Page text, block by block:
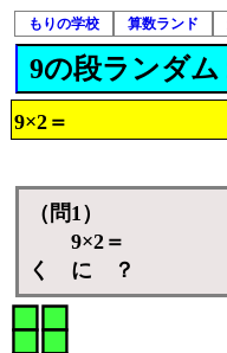
もりの学校 算数ランド
9の段ランダム
9×2＝
（問1）
9×2＝
く に ？